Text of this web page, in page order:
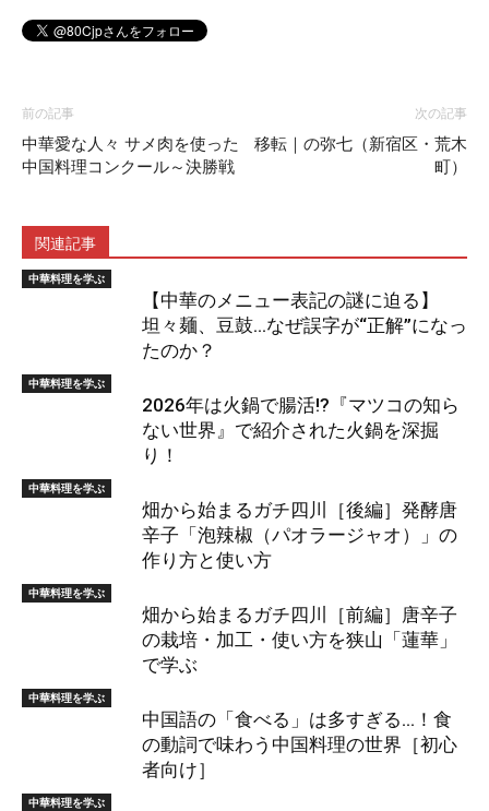
前の記事
中華愛な人々 サメ肉を使った
中国料理コンクール～決勝戦
次の記事
移転｜の弥七（新宿区・荒木
町）
関連記事
中華料理を学ぶ
【中華のメニュー表記の謎に迫る】
坦々麺、豆鼓…なぜ誤字が“正解”になっ
たのか？
中華料理を学ぶ
2026年は火鍋で腸活!?『マツコの知ら
ない世界』で紹介された火鍋を深掘
り！
中華料理を学ぶ
畑から始まるガチ四川［後編］発酵唐
辛子「泡辣椒（パオラージャオ）」の
作り方と使い方
中華料理を学ぶ
畑から始まるガチ四川［前編］唐辛子
の栽培・加工・使い方を狭山「蓮華」
で学ぶ
中華料理を学ぶ
中国語の「食べる」は多すぎる…！食
の動詞で味わう中国料理の世界［初心
者向け］
中華料理を学ぶ